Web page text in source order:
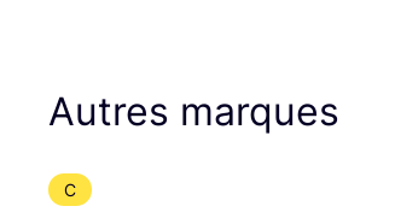
Autres marques
C